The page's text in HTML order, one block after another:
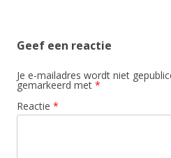
Geef een reactie
Je e-mailadres wordt niet
gemarkeerd met *
Reactie *